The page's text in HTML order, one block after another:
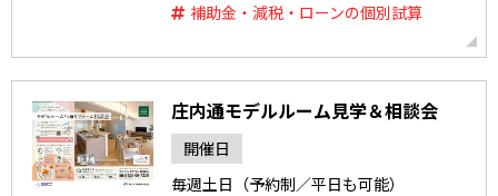
補助金・減税・ローンの個別試算
庄内通モデルルーム見学＆相談会
開催日
毎週土日（予約制／平日も可能）